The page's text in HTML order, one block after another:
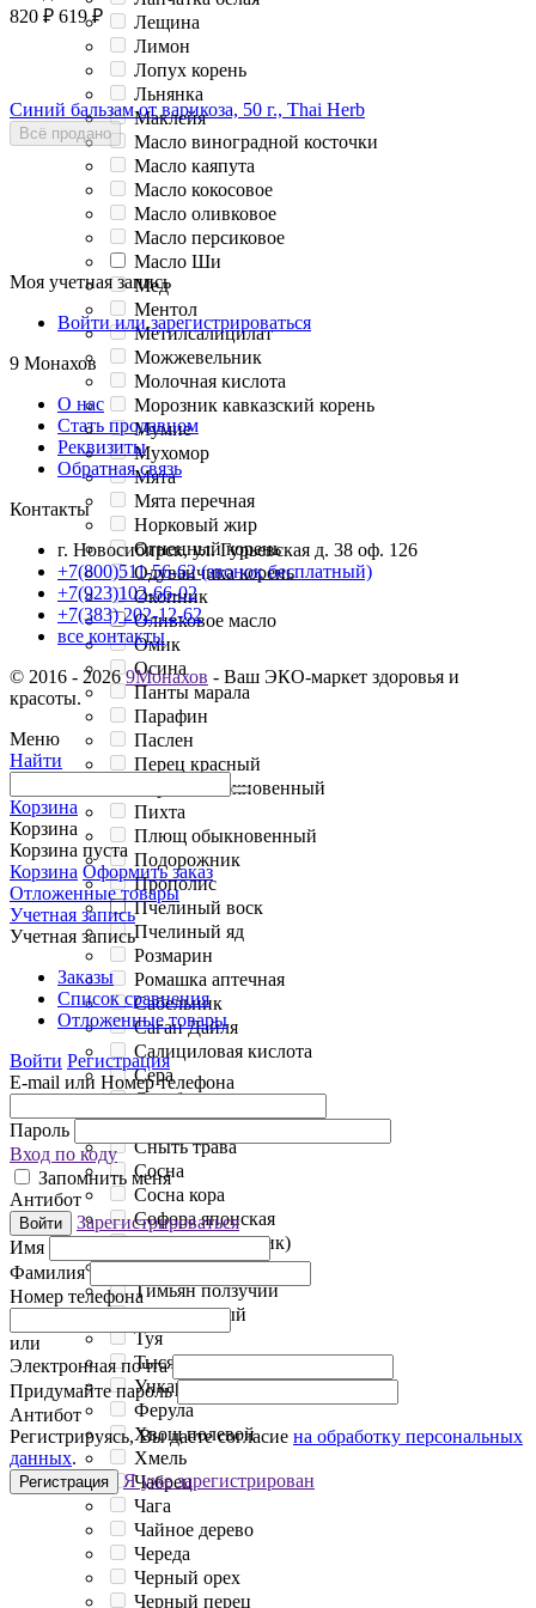
Лещина
Лимон
Лопух корень
Льнянка
Маклейя
Масло виноградной косточки
Масло каяпута
Масло кокосовое
Масло оливковое
Масло персиковое
Масло Ши
Мед
Ментол
Метилсалицилат
Можжевельник
Молочная кислота
Морозник кавказский корень
Мумие
Мухомор
Мята
Мята перечная
Норковый жир
Огненный корень
Одуванчика корень
Окопник
Оливковое масло
Омик
Осина
Панты марала
Парафин
Паслен
Перец красный
Персик обыкновенный
Пихта
Плющ обыкновенный
Подорожник
Прополис
Пчелиный воск
Пчелиный яд
Розмарин
Ромашка аптечная
Сабельник
Саган Дайля
Салициловая кислота
Сера
Серебро
Симфитум
Сныть трава
Сосна
Сосна кора
Софора японская
Таволга (лабазник)
Тимол
Тимьян ползучий
Тмин черный
Туя
Тысячелистник
Ункария опушённая
Ферула
Хвощ полевой
Хмель
Чабрец
Чага
Чайное дерево
Череда
Черный орех
Черный перец
820 ₽ 619 ₽
Синий бальзам от варикоза, 50 г., Thai Herb
Всё продано
Моя учетная запись
Войти или зарегистрироваться
9 Монахов
О нас
Стать продавцом
Реквизиты
Обратная связь
Контакты
г. Новосибирск, ул. Гурьевская д. 38 оф. 126
+7(800)511-56-62 (звонок бесплатный)
+7(923)102-66-02
+7(383) 202-12-62
все контакты
© 2016 - 20269Монахов - Ваш ЭКО-маркет здоровья и
красоты.
Меню
Найти
Корзина
Корзина
Корзина пуста
Корзина Оформить заказ
Отложенные товары
Учетная запись
Учетная запись
Заказы
Список сравнения
Отложенные товары
Войти Регистрация
E-mail или Номер телефона
Пароль
Вход по коду
Запомнить меня
Антибот
Войти
Зарегистрироваться
Имя
Фамилия
Номер телефона
или
Электронная почта
Придумайте пароль
Антибот
Регистрируясь, Вы даете согласие на обработку персональных
данных.
Регистрация Я уже зарегистрирован